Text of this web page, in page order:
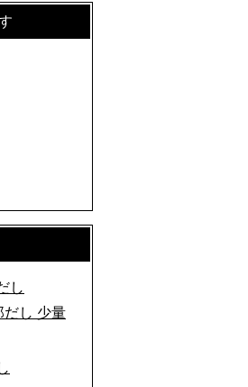
し
だし 少量